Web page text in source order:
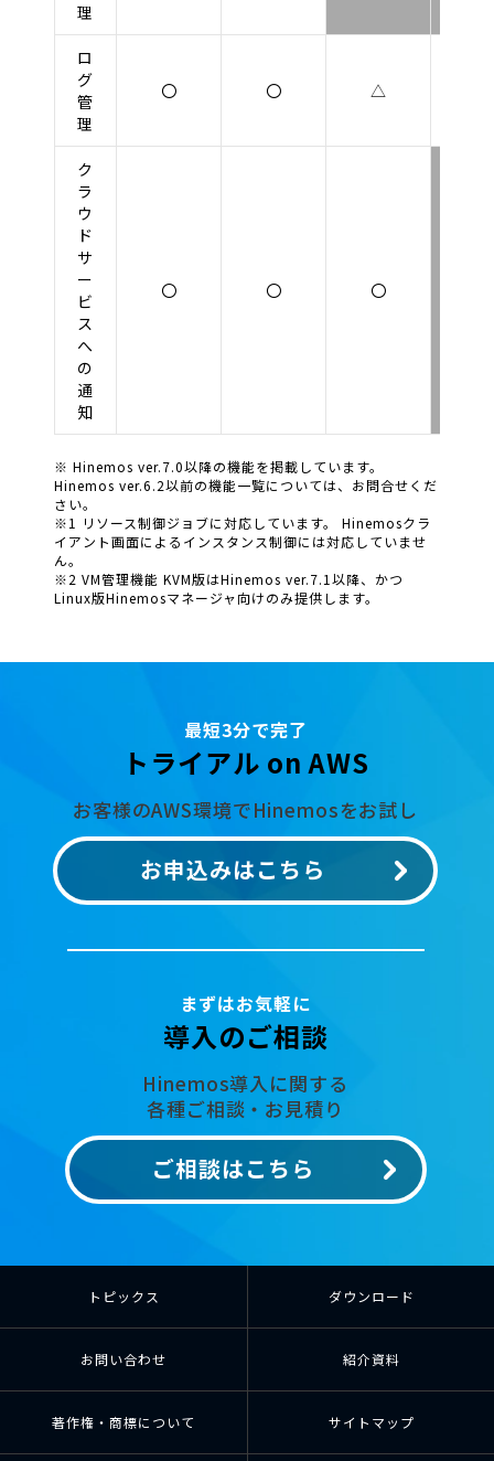
理
ロ
グ
管
理
〇 〇 △
ク
ラ
ウ
ド
サ
ー
ビ
ス
へ
の
通
知
〇 〇 〇
※ Hinemos ver.7.0以降の機能を掲載しています。
Hinemos ver.6.2以前の機能一覧については、お問合せくだ
さい。
※1 リソース制御ジョブに対応しています。 Hinemosクラ
イアント画面によるインスタンス制御には対応していませ
ん。
※2 VM管理機能 KVM版はHinemos ver.7.1以降、かつ
Linux版Hinemosマネージャ向けのみ提供します。
最短3分で完了
トライアル on AWS
お客様のAWS環境でHinemosをお試し
お申込みはこちら
まずはお気軽に
導入のご相談
Hinemos導入に関する
各種ご相談・お見積り
ご相談はこちら
トピックス ダウンロード
お問い合わせ 紹介資料
著作権・商標について サイトマップ